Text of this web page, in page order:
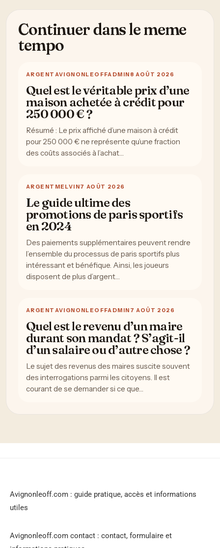
Continuer dans le meme
tempo
ARGENT AVIGNONLEOFFADMIN 8 AOÛT 2026
Quel est le véritable prix d’une
maison achetée à crédit pour
250 000 € ?
Résumé : Le prix affiché d’une maison à crédit
pour 250 000 € ne représente qu’une fraction
des coûts associés à l’achat…
ARGENT MELVIN7 AOÛT 2026
Le guide ultime des
promotions de paris sportifs
en 2024
Des paiements supplémentaires peuvent rendre
l’ensemble du processus de paris sportifs plus
intéressant et bénéfique. Ainsi, les joueurs
disposent de plus d’argent…
ARGENT AVIGNONLEOFFADMIN 7 AOÛT 2026
Quel est le revenu d’un maire
durant son mandat ? S’agit-il
d’un salaire ou d’autre chose ?
Le sujet des revenus des maires suscite souvent
des interrogations parmi les citoyens. Il est
courant de se demander si ce que…
Avignonleoff.com : guide pratique, accès et informations
utiles
Avignonleoff.com contact : contact, formulaire et